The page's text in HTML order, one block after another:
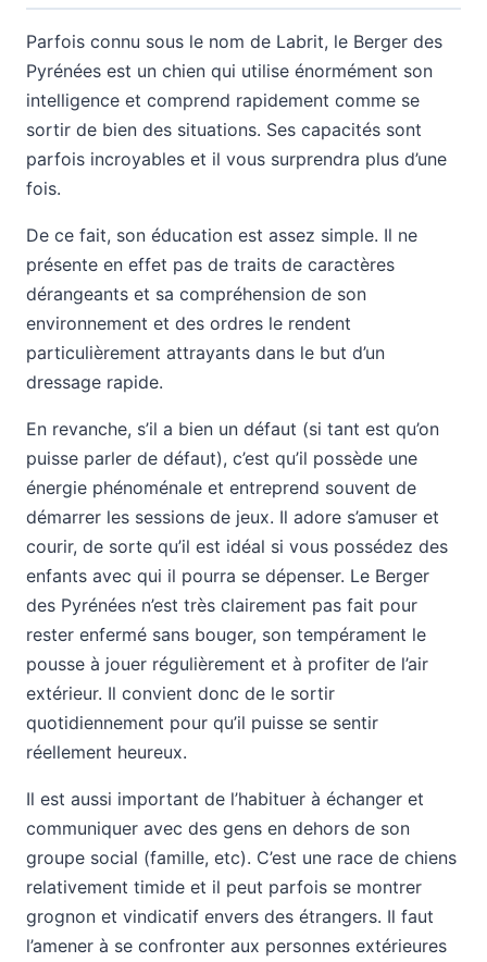
Parfois connu sous le nom de Labrit, le Berger des
Pyrénées est un chien qui utilise énormément son
intelligence et comprend rapidement comme se
sortir de bien des situations. Ses capacités sont
parfois incroyables et il vous surprendra plus d’une
fois.
De ce fait, son éducation est assez simple. Il ne
présente en effet pas de traits de caractères
dérangeants et sa compréhension de son
environnement et des ordres le rendent
particulièrement attrayants dans le but d’un
dressage rapide.
En revanche, s’il a bien un défaut (si tant est qu’on
puisse parler de défaut), c’est qu’il possède une
énergie phénoménale et entreprend souvent de
démarrer les sessions de jeux. Il adore s’amuser et
courir, de sorte qu’il est idéal si vous possédez des
enfants avec qui il pourra se dépenser. Le Berger
des Pyrénées n’est très clairement pas fait pour
rester enfermé sans bouger, son tempérament le
pousse à jouer régulièrement et à profiter de l’air
extérieur. Il convient donc de le sortir
quotidiennement pour qu’il puisse se sentir
réellement heureux.
Il est aussi important de l’habituer à échanger et
communiquer avec des gens en dehors de son
groupe social (famille, etc). C’est une race de chiens
relativement timide et il peut parfois se montrer
grognon et vindicatif envers des étrangers. Il faut
l’amener à se confronter aux personnes extérieures